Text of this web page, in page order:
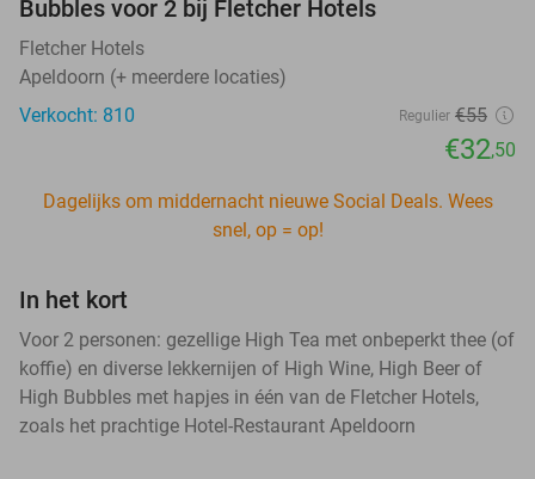
Bubbles voor 2 bij Fletcher Hotels
Fletcher Hotels
Apeldoorn (+ meerdere locaties)
Verkocht: 810
Regulier €55
€32,50
Dagelijks om middernacht nieuwe Social Deals. Wees
snel, op = op!
In het kort
Voor 2 personen: gezellige High Tea met onbeperkt thee (of
koffie) en diverse lekkernijen of High Wine, High Beer of
High Bubbles met hapjes in één van de Fletcher Hotels,
zoals het prachtige Hotel-Restaurant Apeldoorn